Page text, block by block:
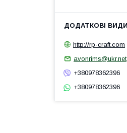
http://rp-craft.com
avonrims@ukr.net
+380978362396
+380978362396